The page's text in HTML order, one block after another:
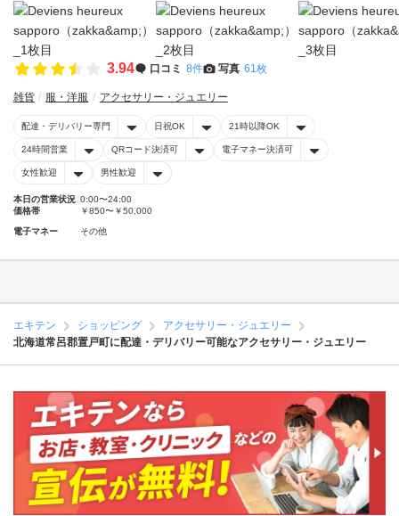
3.94 口コミ 8件 写真 61枚
雑貨 服・洋服 アクセサリー・ジュエリー
配達・デリバリー専門 日祝OK 21時以降OK
24時間営業 QRコード決済可 電子マネー決済可
女性歓迎 男性歓迎
本日の営業状況 0:00〜24:00
価格帯
￥850〜￥50,000
電子マネー その他
エキテン ショッピング
アクセサリー・ジュエリー
北海道常呂郡置戸町に配達・デリバリー可能なアクセサリー・ジュエリー